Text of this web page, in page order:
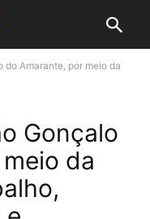
do Amarante, por meio da
Gonçalo
da